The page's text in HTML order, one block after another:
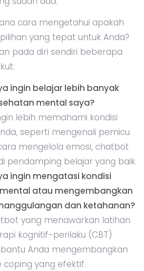
cara mengetahui apakah
yang tepat untuk Anda?
pada diri sendiri beberapa
ingin belajar lebih banyak
mental saya?
lebih memahami kondisi
seperti mengenali pemicu
mengelola emosi, chatbot
pendamping belajar yang baik.
ingin mengatasi kondisi
atau mengembangkan
dan ketahanan?
yang menawarkan latihan
kognitif-perilaku (CBT)
Anda mengembangkan
coping yang efektif.